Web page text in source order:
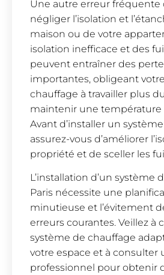
Une autre erreur fréquente
négliger l’isolation et
maison ou de votre
isolation inefficace et des
peuvent entraîner des
importantes, obligeant
chauffage à travailler plus
maintenir une température
Avant d’installer un
assurez-vous d’améliorer
propriété et de sceller les
L’installation d’un système
Paris nécessite une
minutieuse et l’évitement
erreurs courantes. Veillez à
système de chauffage
votre espace et à consulter
professionnel pour obtenir